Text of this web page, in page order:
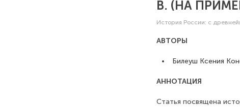
В. (НА
История России: с
АВТОРЫ
Билеуш Ксения
АННОТАЦИЯ
Статья посвящена